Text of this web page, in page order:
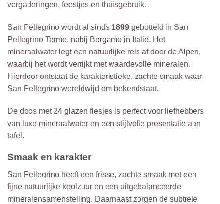
vergaderingen, feestjes en thuisgebruik.
San Pellegrino wordt al sinds 1899 gebotteld in San
Pellegrino Terme, nabij Bergamo in Italië. Het
mineraalwater legt een natuurlijke reis af door de Alpen,
waarbij het wordt verrijkt met waardevolle mineralen.
Hierdoor ontstaat de karakteristieke, zachte smaak waar
San Pellegrino wereldwijd om bekendstaat.
De doos met 24 glazen flesjes is perfect voor liefhebbers
van luxe mineraalwater en een stijlvolle presentatie aan
tafel.
Smaak en karakter
San Pellegrino heeft een frisse, zachte smaak met een
fijne natuurlijke koolzuur en een uitgebalanceerde
mineralensamenstelling. Daarnaast zorgen de subtiele